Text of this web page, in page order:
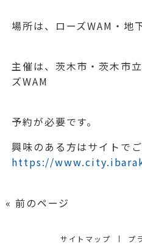
場所は、ローズWAM・地
主催は、茨木市・茨木市
ズWAM
予約が必要です。
興味のある方はサイトでご
https://
« 前のページ
サイトマップ プ